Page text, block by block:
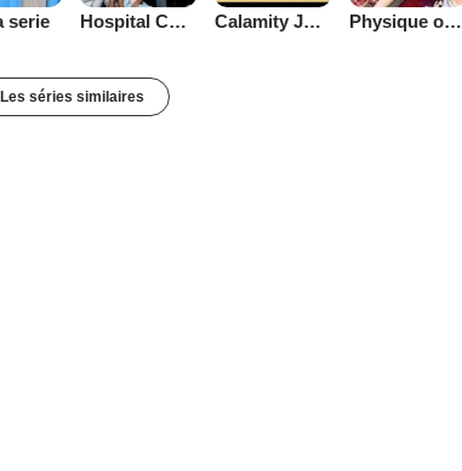
serie Hospital Central Calamity Jane Physique ou Chimie
Les séries similaires